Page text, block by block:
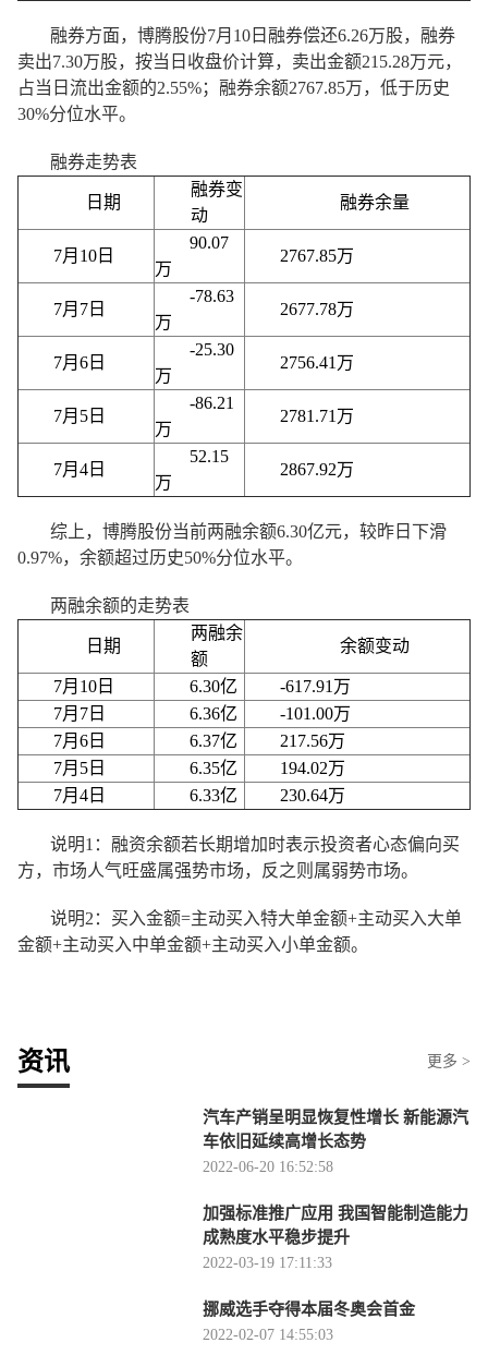
融券方面，博腾股份7月10日融券偿还6.26万股，融券
卖出7.30万股，按当日收盘价计算，卖出金额215.28万元，
占当日流出金额的2.55%；融券余额2767.85万，低于历史
30%分位水平。
融券走势表
日期
融券变
动
融券余量
7月10日
90.07
万
2767.85万
7月7日
-78.63
万
2677.78万
7月6日
-25.30
万
2756.41万
7月5日
-86.21
万
2781.71万
7月4日
52.15
万
2867.92万
综上，博腾股份当前两融余额6.30亿元，较昨日下滑
0.97%，余额超过历史50%分位水平。
两融余额的走势表
日期
两融余
额
余额变动
7月10日 6.30亿
-617.91万
7月7日
6.36亿
-101.00万
7月6日
6.37亿
217.56万
7月5日
6.35亿
194.02万
7月4日
6.33亿 230.64万
说明1：融资余额若长期增加时表示投资者心态偏向买
方，市场人气旺盛属强势市场，反之则属弱势市场。
说明2：买入金额=主动买入特大单金额+主动买入大单
金额+主动买入中单金额+主动买入小单金额。
资讯 更多 >
汽车产销呈明显恢复性增长 新能源汽
车依旧延续高增长态势
2022-06-20 16:52:58
加强标准推广应用 我国智能制造能力
成熟度水平稳步提升
2022-03-19 17:11:33
挪威选手夺得本届冬奥会首金
2022-02-07 14:55:03